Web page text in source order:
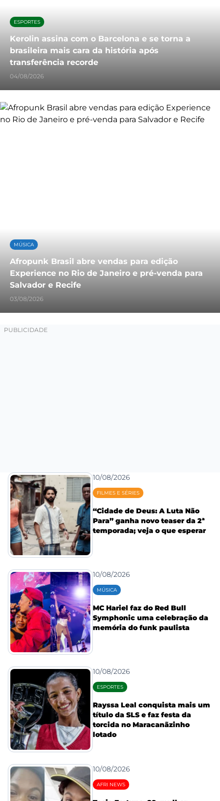
ESPORTES
Kerolin assina com o Barcelona e se torna a
brasileira mais cara da história após
transferência recorde
04/08/2026
MÚSICA
Afropunk Brasil abre vendas para edição
Experience no Rio de Janeiro e pré-venda para
Salvador e Recife
03/08/2026
10/08/2026
FILMES E SÉRIES
“Cidade de Deus: A Luta Não
Para” ganha novo teaser da 2ª
temporada; veja o que esperar
10/08/2026
MÚSICA
MC Hariel faz do Red Bull
Symphonic uma celebração da
memória do funk paulista
10/08/2026
ESPORTES
Rayssa Leal conquista mais um
título da SLS e faz festa da
torcida no Maracanãzinho
lotado
10/08/2026
AFRI NEWS